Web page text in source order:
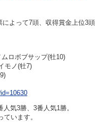
よって7頭、収得賞金上位3頭
ロボブサップ(牡10)
モノ(牡7)
気3勝、3番人気1勝。
います。